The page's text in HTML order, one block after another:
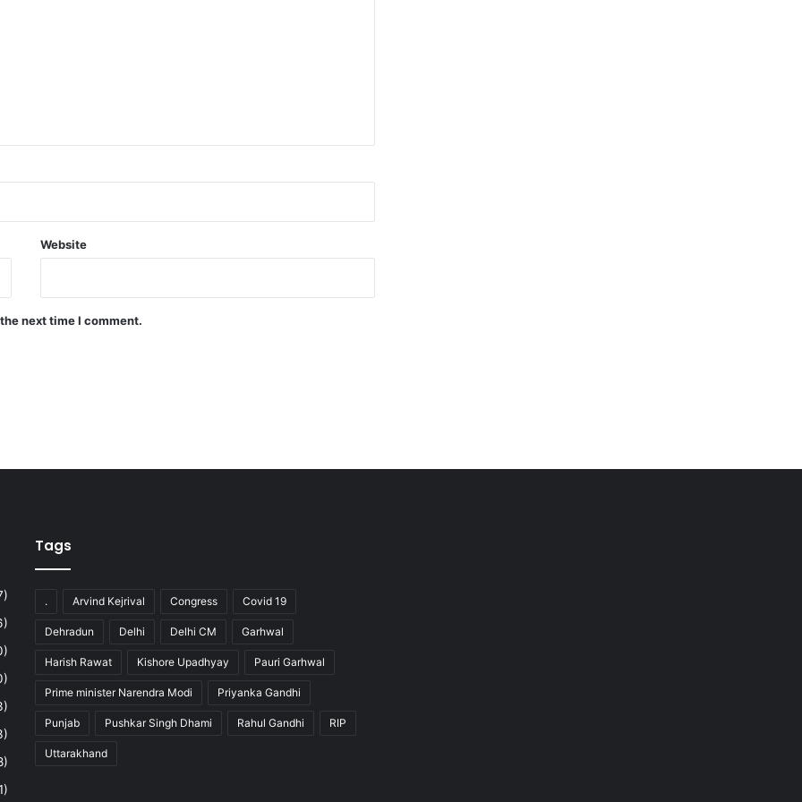
Website
next time I comment.
Tags
. Arvind Kejrival Congress Covid 19
Dehradun Delhi Delhi CM Garhwal
Harish Rawat Kishore Upadhyay Pauri Garhwal
Prime minister Narendra Modi Priyanka Gandhi
Punjab Pushkar Singh Dhami Rahul Gandhi RIP
Uttarakhand